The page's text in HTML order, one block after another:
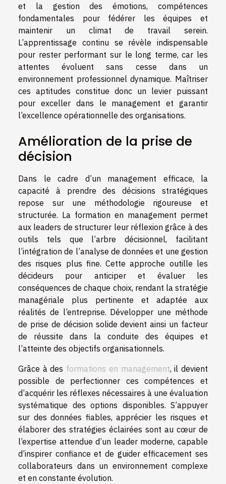
et la gestion des émotions, compétences
fondamentales pour fédérer les équipes et
maintenir un climat de travail serein.
L’apprentissage continu se révèle indispensable
pour rester performant sur le long terme, car les
attentes évoluent sans cesse dans un
environnement professionnel dynamique. Maîtriser
ces aptitudes constitue donc un levier puissant
pour exceller dans le management et garantir
l’excellence opérationnelle des organisations.
Amélioration de la prise de
décision
Dans le cadre d’un management efficace, la
capacité à prendre des décisions stratégiques
repose sur une méthodologie rigoureuse et
structurée. La formation en management permet
aux leaders de structurer leur réflexion grâce à des
outils tels que l’arbre décisionnel, facilitant
l’intégration de l’analyse de données et une gestion
des risques plus fine. Cette approche outille les
décideurs pour anticiper et évaluer les
conséquences de chaque choix, rendant la stratégie
managériale plus pertinente et adaptée aux
réalités de l’entreprise. Développer une méthode
de prise de décision solide devient ainsi un facteur
de réussite dans la conduite des équipes et
l’atteinte des objectifs organisationnels.
Grâce à des formations en management, il devient
possible de perfectionner ces compétences et
d’acquérir les réflexes nécessaires à une évaluation
systématique des options disponibles. S’appuyer
sur des données fiables, apprécier les risques et
élaborer des stratégies éclairées sont au cœur de
l’expertise attendue d’un leader moderne, capable
d’inspirer confiance et de guider efficacement ses
collaborateurs dans un environnement complexe
et en constante évolution.